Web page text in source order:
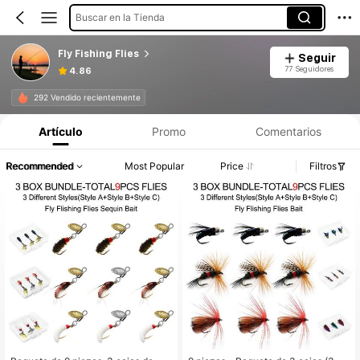
Buscar en la Tienda
Fly Fishing Flies
4.86
Seguir
77 Seguidores
292 Vendido recientemente
Artículo Promo Comentarios
Recommended Most Popular Price Filtros